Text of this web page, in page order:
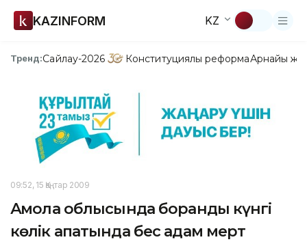
KAZINFORM KZ
Тренд:Сайлау-2026 Конституциялық реформаАрнайы
09:52, 15 Қаңтар 2009
Ақмола облысында боранды күнгі
көлік апатында бес адам мерт